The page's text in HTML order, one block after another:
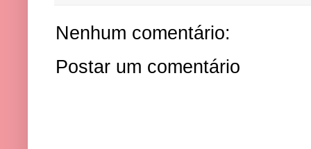
Nenhum comentário:
Postar um comentário